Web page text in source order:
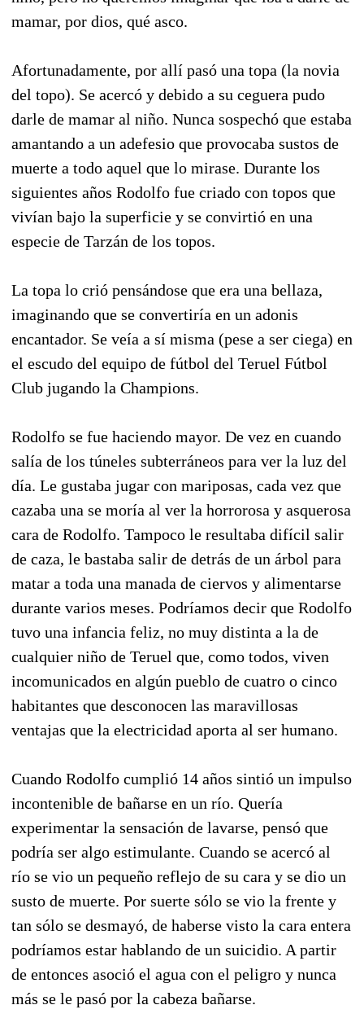
mamar, por dios, qué asco.
Afortunadamente, por allí pasó una topa (la novia
del topo). Se acercó y debido a su ceguera pudo
darle de mamar al niño. Nunca sospechó que estaba
amantando a un adefesio que provocaba sustos de
muerte a todo aquel que lo mirase. Durante los
siguientes años Rodolfo fue criado con topos que
vivían bajo la superficie y se convirtió en una
especie de Tarzán de los topos.
La topa lo crió pensándose que era una bellaza,
imaginando que se convertiría en un adonis
encantador. Se veía a sí misma (pese a ser ciega) en
el escudo del equipo de fútbol del Teruel Fútbol
Club jugando la Champions.
Rodolfo se fue haciendo mayor. De vez en cuando
salía de los túneles subterráneos para ver la luz del
día. Le gustaba jugar con mariposas, cada vez que
cazaba una se moría al ver la horrorosa y asquerosa
cara de Rodolfo. Tampoco le resultaba difícil salir
de caza, le bastaba salir de detrás de un árbol para
matar a toda una manada de ciervos y alimentarse
durante varios meses. Podríamos decir que Rodolfo
tuvo una infancia feliz, no muy distinta a la de
cualquier niño de Teruel que, como todos, viven
incomunicados en algún pueblo de cuatro o cinco
habitantes que desconocen las maravillosas
ventajas que la electricidad aporta al ser humano.
Cuando Rodolfo cumplió 14 años sintió un impulso
incontenible de bañarse en un río. Quería
experimentar la sensación de lavarse, pensó que
podría ser algo estimulante. Cuando se acercó al
río se vio un pequeño reflejo de su cara y se dio un
susto de muerte. Por suerte sólo se vio la frente y
tan sólo se desmayó, de haberse visto la cara entera
podríamos estar hablando de un suicidio. A partir
de entonces asoció el agua con el peligro y nunca
más se le pasó por la cabeza bañarse.